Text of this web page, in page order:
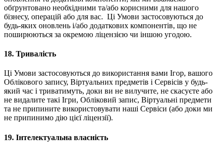
обґрунтовано необхідними та/або корисними для нашого
бізнесу, операцій або для вас. Ці Умови застосовуються до
будь-яких оновлень і/або додаткових компонентів, що не
поширюються за окремою ліцензією чи іншою угодою.
18. Тривалість
Ці Умови застосовуються до використання вами Ігор, вашого
Облікового запису, Віртуальних предметів і Сервісів у будь-
який час і триватимуть, доки ви не вилучите, не скасуєте або
не видалите такі Ігри, Обліковий запис, Віртуальні предмети
та не припините використовувати наші Сервіси (або доки ми
не припинимо дію цієї ліцензії).
19. Інтелектуальна власність